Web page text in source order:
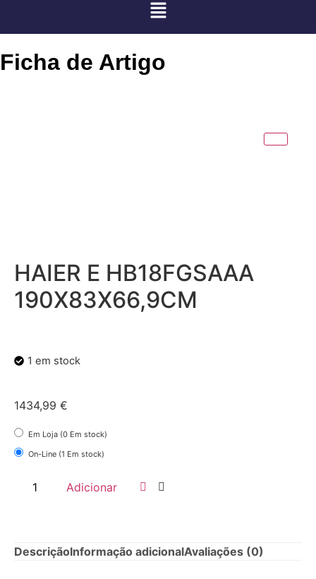
Ficha de Artigo
HAIER E HB18FGSAAA
190X83X66,9CM
1 em stock
1434,99 €
Em Loja (0 Em stock)
On-Line (1 Em stock)
Adicionar
DescriçãoInformação adicionalAvaliações (0)